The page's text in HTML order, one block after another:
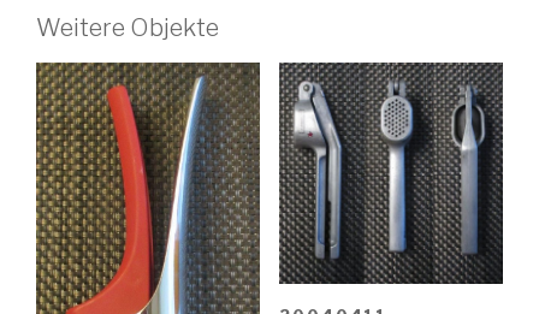
Weitere Objekte